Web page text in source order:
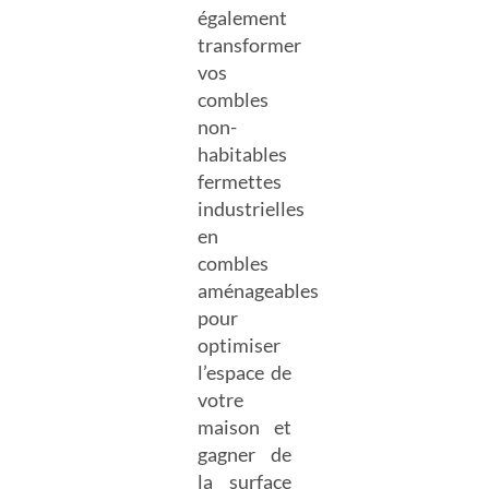
également
transformer
vos
combles
non-
habitables
fermettes
industrielles
en
combles
aménageables
pour
optimiser
l’espace de
votre
maison et
gagner de
la surface